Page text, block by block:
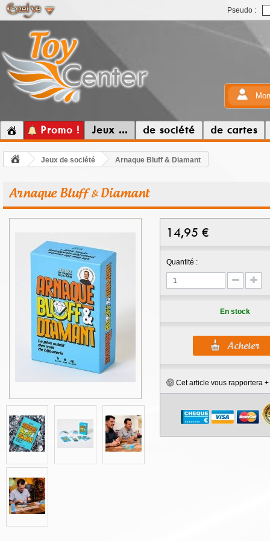
Pseudo :
Promo ! Jeux ... de société de cartes
Jeux de société Arnaque Bluff & Diamant
Arnaque Bluff & Diamant
14,95 €
Quantité :
En stock
Cet article vous rapportera +